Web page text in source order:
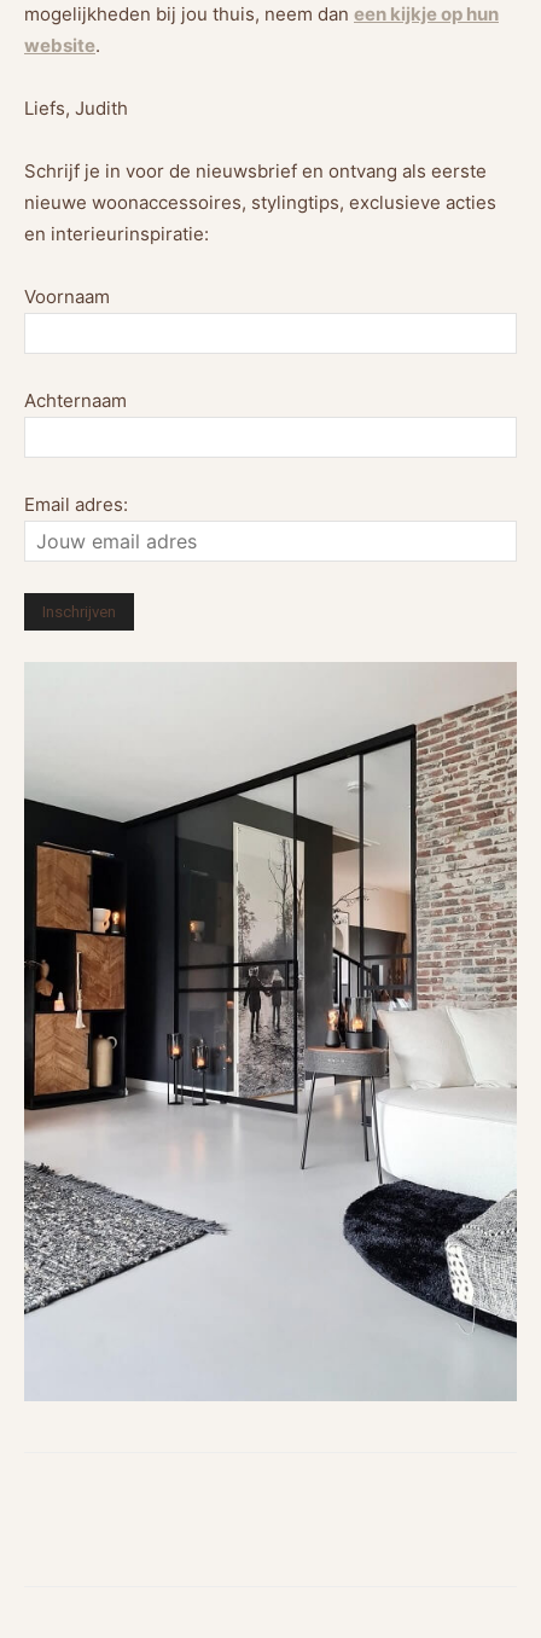
mogelijkheden bij jou thuis, neem dan een kijkje op hun
website.
Liefs, Judith
Schrijf je in voor de nieuwsbrief en ontvang als eerste
nieuwe woonaccessoires, stylingtips, exclusieve acties
en interieurinspiratie:
Voornaam
Achternaam
Email adres: